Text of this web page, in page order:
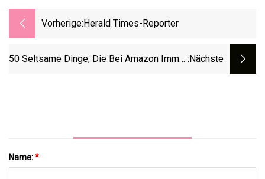
Vorherige: Herald Times-Reporter
50 Seltsame Dinge, Die Bei Amazon Immer :nächste
Name:*